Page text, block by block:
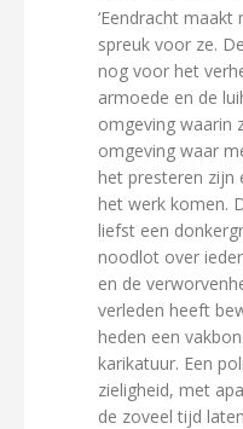
‘Eendracht maakt
spreuk voor ze.
nog voor het
armoede en de
omgeving waarin
omgeving waar
het presteren zijn
het werk komen.
liefst een
noodlot over
en de
verleden heeft
heden een
karikatuur. Een
zieligheid, met
de zoveel tijd